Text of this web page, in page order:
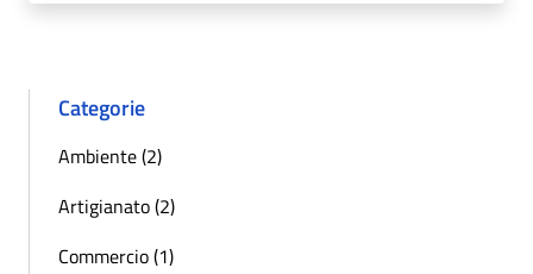
Categorie
Ambiente (2)
Artigianato (2)
Commercio (1)